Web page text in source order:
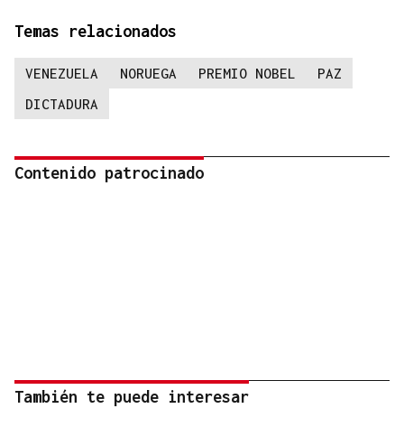
Temas relacionados
VENEZUELA NORUEGA PREMIO NOBEL
PAZ
DICTADURA
Contenido patrocinado
También te puede interesar